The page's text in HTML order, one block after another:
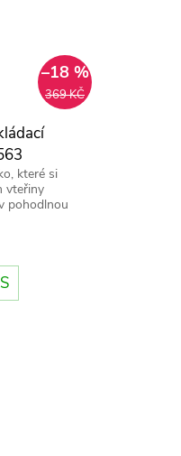
369 KČ
–18 %
které si
vteřiny
pohodlnou